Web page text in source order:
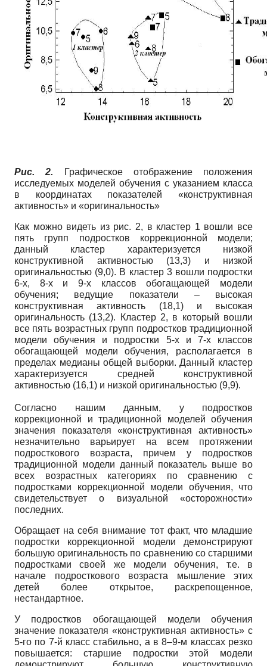
Рис. 2. Графическое отображение положения
исследуемых моделей обучения с указанием класса
в координатах показателей «конструктивная
активность» и «оригинальность»
Как можно видеть из рис. 2, в кластер 1 вошли все
пять групп подростков коррекционной модели;
данный кластер характеризуется низкой
конструктивной активностью (13,3) и низкой
оригинальностью (9,0). В кластер 3 вошли подростки
6-х, 8-х и 9-х классов обогащающей модели
обучения; ведущие показатели – высокая
конструктивная активность (18,1) и высокая
оригинальность (13,2). Кластер 2, в который вошли
все пять возрастных групп подростков традиционной
модели обучения и подростки 5-х и 7-х классов
обогащающей модели обучения, располагается в
пределах медианы общей выборки. Данный кластер
характеризуется средней конструктивной
активностью (16,1) и низкой оригинальностью (9,9).
Согласно нашим данным, у подростков
коррекционной и традиционной моделей обучения
значения показателя «конструктивная активность»
незначительно варьирует на всем протяжении
подросткового возраста, причем у подростков
традиционной модели данный показатель выше во
всех возрастных категориях по сравнению с
подростками коррекционной модели обучения, что
свидетельствует о визуальной «осторожности»
последних.
Обращает на себя внимание тот факт, что младшие
подростки коррекционной модели демонстрируют
большую оригинальность по сравнению со старшими
подростками своей же модели обучения, т.е. в
начале подросткового возраста мышление этих
детей более открытое, раскрепощенное,
нестандартное.
У подростков обогащающей модели обучения
значение показателя «конструктивная активность» с
5-го по 7-й класс стабильно, а в 8–9-м классах резко
повышается: старшие подростки этой модели